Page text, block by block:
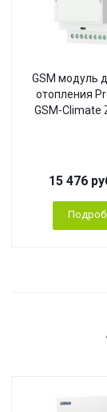
GSM модуль
отопления
GSM-Climate
15 476